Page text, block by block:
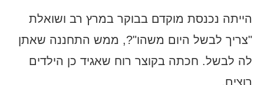
הייתה נכנסת מוקדם בבוקר במרץ רב ושואלת
"צריך לבשל היום משהו"?, ממש התחננה שאתן
לה לבשל. חכתה בקוצר רוח שאגיד כן הילדים
רוצים,